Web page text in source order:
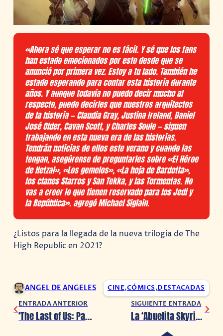
«Ahora sé que esperar no es fácil. Y sé que los fans
han estado emocionados por esto desde que se
anunció por primera vez. Estoy a tu lado. También he
estado esperando para contar esta historia durante
años. Y aunque todavía no puedo decir mucho al
respecto, puedo decirles que nuestros arquitectos
de la historia — Claudia Gray, Justina Ireland, Daniel
José Older, Cavan Scott, y Charles Soule — siguen
trabajando en esta nueva era de las historias.
Tendrán noticias de ellos este verano y cuando las
tengan, asegúrense de preguntarles sobre «El Héroe
de Hetzal», «Los gemelos», «La hoja de Bardotta»,
los clanes Starros y San Tekka, y las Tormentas. No
vas a creer lo que tienen reservado para los Jedi y
la República». agregó Michael Siglain.
¿Listos para la llegada de la nueva trilogía de The
High Republic en 2021?
ANGEL DE ANGELES CINE,CÓMICS,DESTACADAS
ENTRADA ANTERIOR
‘The Last of Us: Part II’ ha sido prohibida en el Medio Oriente
SIGUIENTE ENTRADA
La ‘Abuelita Skyrim’ abandona el Internet por los trolls